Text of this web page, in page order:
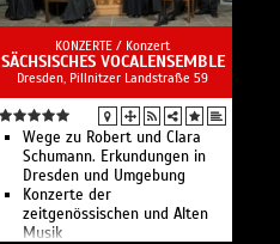
KONZERTE / Konzert
SÄCHSISCHES VOCALENSEMBLE
Dresden, Pillnitzer Landstraße 59
Wege zu Robert und Clara
Schumann. Erkundungen in
Dresden und Umgebung
Konzerte der
zeitgenössischen und Alten
Musik